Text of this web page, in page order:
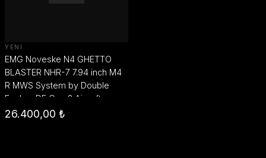
YENİ
EMG Noveske N4 GHETTO
BLASTER NHR-7 7.94 inch M4
R MWS System by Double
Eagle - DE Gen 2 Airsoft
Replika
26.400,00 ₺